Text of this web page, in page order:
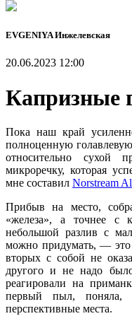
EVGENIYA Инжелевская
20.06.2023 12:00
Капризные
Пока наш край
полноценную
относительно сухой
микроречку, которая
мне составил Norstream
Прибыв на место,
«железа», а точнее с
небольшой разлив с
можно придумать, — это
вторых с собой не
другого и не надо
реагировали на
первый пыл, поняла,
перспективные места.